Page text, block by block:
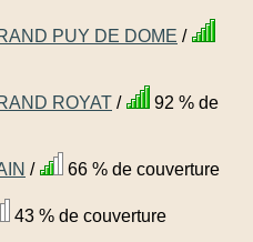
PUY DE DOME /
ROYAT /
92 % de
/ 66 % de couverture
43 % de couverture